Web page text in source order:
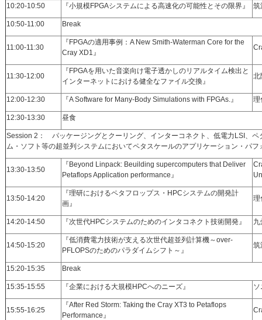
10:20-10:50 『小規模FPGAシステムによる高速化の可能性とその限界』
10:50-11:00 Break
11:00-11:30
『FPGAの適用事例：A New Smith-Waterman Core for the
Cray XD1』
11:30-12:00
『FPGAを用いた音楽向け電子透かしのリアルタイム検出と
インターネットにおける健全なファイル交換』
12:00-12:30 『A Software for Many-Body Simulations with FPGAs.』
12:30-13:30 昼食
Session 2： パッケージングとクーリング、インターコネクト、低電力LSI、ペ
ム・ソフト等の超並列システムにおいてペタスケールのアプリケーション・パ
13:30-13:50
『Beyond Linpack: Beuilding supercomputers that Deliver
Petaflops Application performance』
13:50-14:20
『理研におけるペタフロップス・HPCシステムの開発計
画』
14:20-14:50 『次世代HPCシステムのためのインタコネクト技術開発』
14:50-15:20
『低消費電力技術が支える次世代超並列計算機～over-
PFLOPSのためのパラダイムシフト～』
15:20-15:35 Break
15:35-15:55 『企業における大規模HPCへのニーズ』
15:55-16:25
『After Red Storm: Taking the Cray XT3 to Petaflops
Performance』